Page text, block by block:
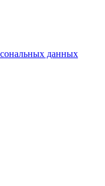
данных